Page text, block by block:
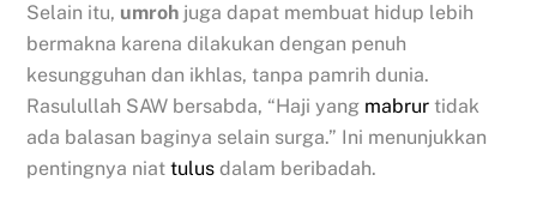
Selain itu, umroh juga dapat membuat hidup lebih
bermakna karena dilakukan dengan penuh
kesungguhan dan ikhlas, tanpa pamrih dunia.
Rasulullah SAW bersabda, “Haji yang mabrur tidak
ada balasan baginya selain surga.” Ini menunjukkan
pentingnya niattulus dalam beribadah.